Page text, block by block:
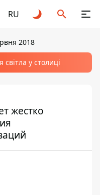
RU
2018
у столиці
жестко